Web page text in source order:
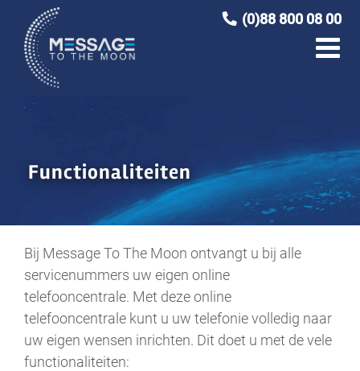
(0)88 800 08 00
naar
inhoud
Functionaliteiten
Bij Message To The Moon ontvangt u bij alle
servicenummers uw eigen online
telefooncentrale. Met deze online
telefooncentrale kunt u uw telefonie volledig naar
uw eigen wensen inrichten. Dit doet u met de vele
functionaliteiten: